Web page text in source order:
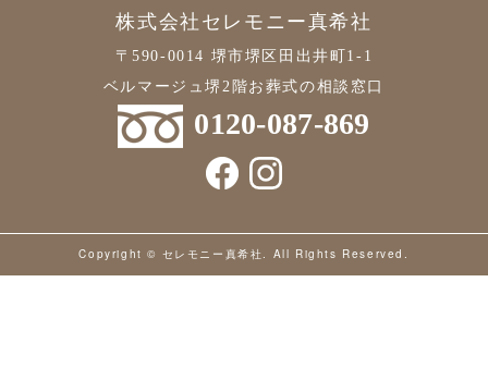
2020年9月
株式会社セレモニー真希社
〒590-0014 堺市堺区田出井町1-1
ベルマージュ堺2階お葬式の相談窓口
0120-087-869
Copyright © セレモニー真希社. All Rights Reserved.